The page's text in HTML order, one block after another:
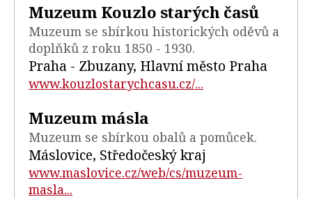
Muzeum Kouzlo starých časů
Muzeum se sbírkou historických oděvů a
doplňků z roku 1850 - 1930.
Praha - Zbuzany, Hlavní město Praha
www.kouzlostarychcasu.cz/...
Muzeum másla
Muzeum se sbírkou obalů a pomůcek.
Máslovice, Středočeský kraj
www.maslovice.cz/web/cs/muzeum-
masla...